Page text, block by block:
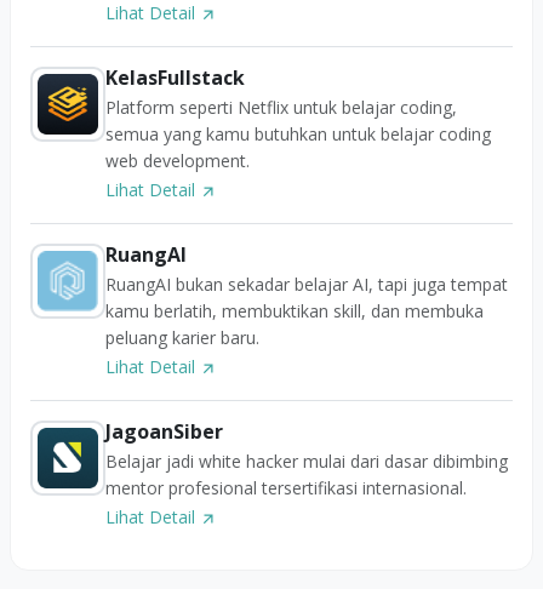
Lihat Detail
KelasFullstack
Platform seperti Netflix untuk belajar coding,
semua yang kamu butuhkan untuk belajar coding
web development.
Lihat Detail
RuangAI
RuangAI bukan sekadar belajar AI, tapi juga tempat
kamu berlatih, membuktikan skill, dan membuka
peluang karier baru.
Lihat Detail
JagoanSiber
Belajar jadi white hacker mulai dari dasar dibimbing
mentor profesional tersertifikasi internasional.
Lihat Detail